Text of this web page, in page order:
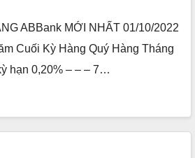
ABBank MỚI NHẤT 01/10/2022
Cuối Kỳ Hàng Quý Hàng Tháng
hạn 0,20% – – – 7…